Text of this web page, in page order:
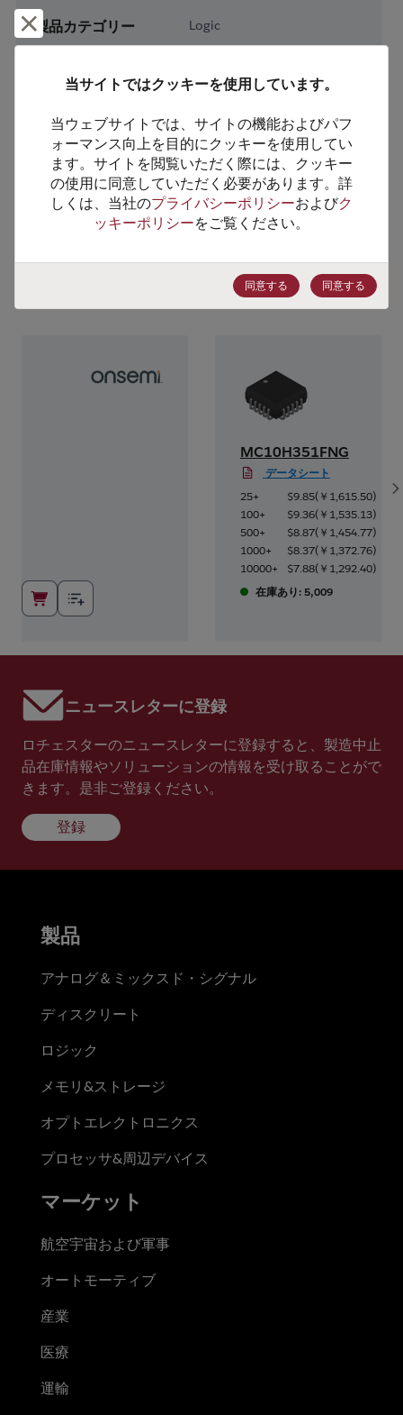
製品カテゴリー Logic
製品グループ Logic Level Translators
HTSコード 8542.39.0090
ECCN番号 EAR99
代替製品のご提案
MC10H351FNG
データシート
25+
$9.85(￥1,615.50)
100+
$9.36(￥1,535.13)
500+
$8.87(￥1,454.77)
1000+
$8.37(￥1,372.76)
10000+
$7.88(￥1,292.40)
在庫あり: 5,009
ニュースレターに登録
ロチェスターのニュースレターに登録すると、製造中止
品在庫情報やソリューションの情報を受け取ることがで
きます。是非ご登録ください。
登録
却下して閉じる
当サイトではクッキーを使用しています。
当ウェブサイトでは、サイトの機能およびパフ
ォーマンス向上を目的にクッキーを使用してい
ます。サイトを閲覧いただく際には、クッキー
の使用に同意していただく必要があります。詳
しくは、当社のプライバシーポリシーおよびク
ッキーポリシーをご覧ください。
同意する 同意する
製品
アナログ＆ミックスド・シグナル
ディスクリート
ロジック
メモリ&ストレージ
オプトエレクトロニクス
プロセッサ&周辺デバイス
マーケット
航空宇宙および軍事
オートモーティブ
産業
医療
運輸